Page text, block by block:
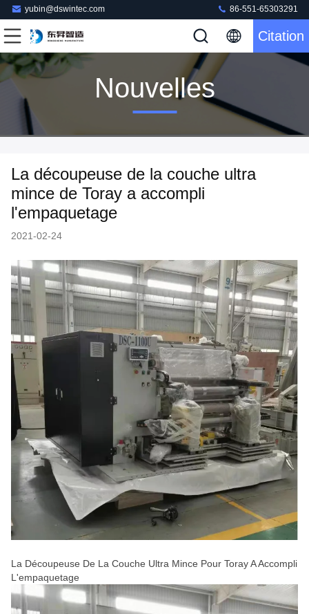
yubin@dswintec.com 86-551-65303291
Citation
Nouvelles
La découpeuse de la couche ultra
mince de Toray a accompli
l'empaquetage
2021-02-24
La Découpeuse De La Couche Ultra Mince Pour Toray A Accompli
L'empaquetage